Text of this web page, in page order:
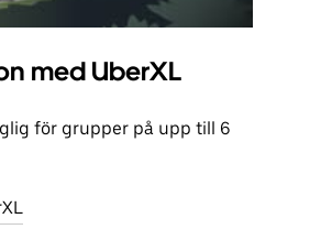
med UberXL
för grupper på upp till 6